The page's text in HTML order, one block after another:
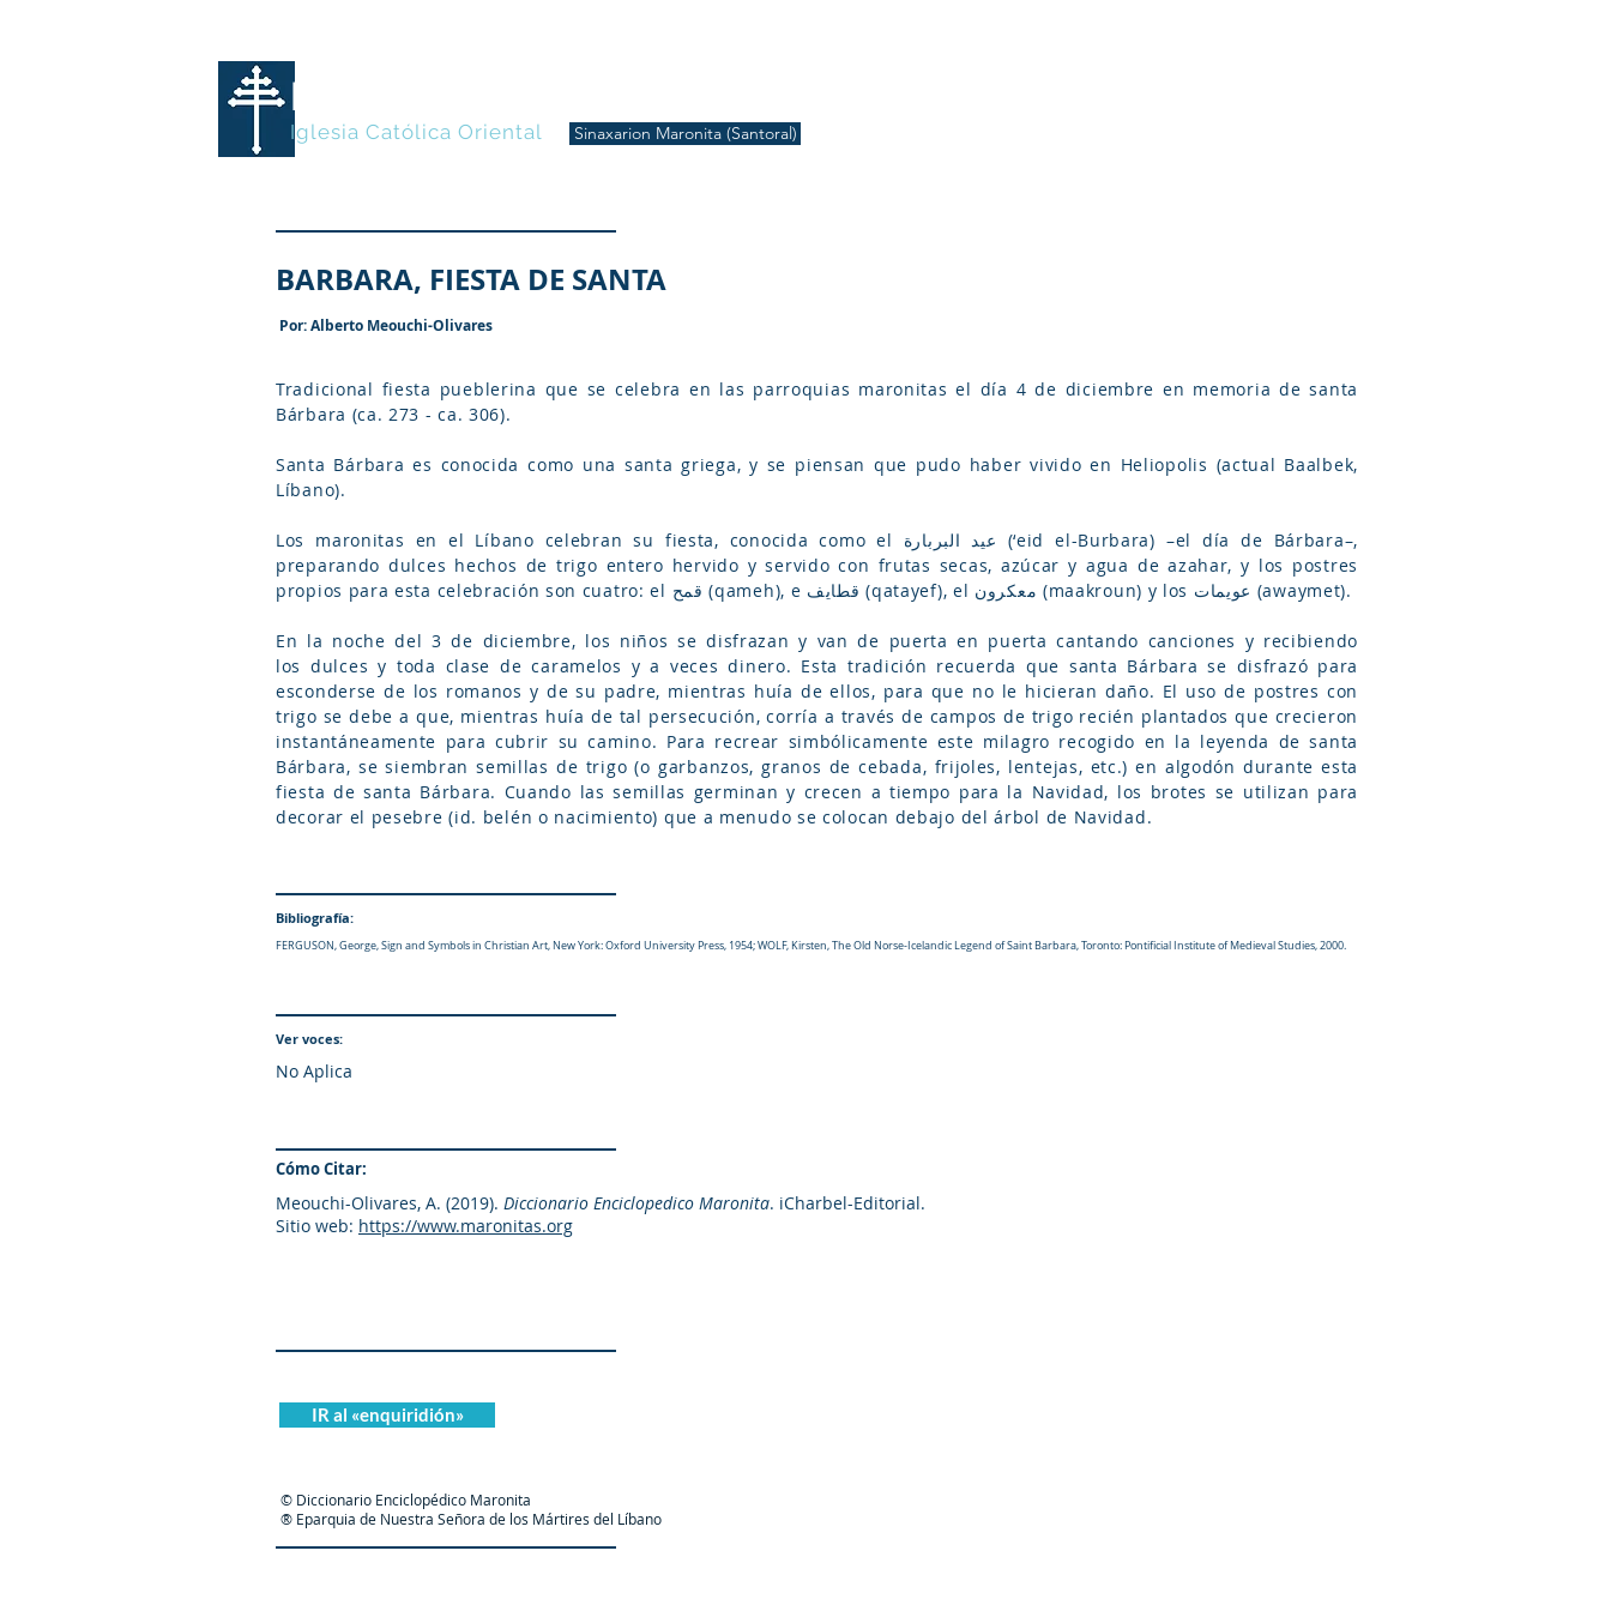
MARONITAS
Iglesia Católica Oriental
Sinaxarion Maronita (Santoral)
BARBARA, FIESTA DE SANTA
Por: Alberto Meouchi-Olivares
Tradicional fiesta pueblerina que se celebra en las parroquias maronitas el día 4 de diciembre en memoria de santa
Bárbara (ca. 273 - ca. 306).
Santa Bárbara es conocida como una santa griega, y se piensan que pudo haber vivido en Heliopolis (actual Baalbek,
Líbano).
Los maronitas en el Líbano celebran su fiesta, conocida como el عيد البربارة (‘eid el-Burbara) –el día de Bárbara–,
preparando dulces hechos de trigo entero hervido y servido con frutas secas, azúcar y agua de azahar, y los postres
propios para esta celebración son cuatro: el قمح (qameh), e قطايف (qatayef), el معكرون (maakroun) y los عويمات (awaymet).
En la noche del 3 de diciembre, los niños se disfrazan y van de puerta en puerta cantando canciones y recibiendo
los dulces y toda clase de caramelos y a veces dinero. Esta tradición recuerda que santa Bárbara se disfrazó para
esconderse de los romanos y de su padre, mientras huía de ellos, para que no le hicieran daño. El uso de postres con
trigo se debe a que, mientras huía de tal persecución, corría a través de campos de trigo recién plantados que crecieron
instantáneamente para cubrir su camino. Para recrear simbólicamente este milagro recogido en la leyenda de santa
Bárbara, se siembran semillas de trigo (o garbanzos, granos de cebada, frijoles, lentejas, etc.) en algodón durante esta
fiesta de santa Bárbara. Cuando las semillas germinan y crecen a tiempo para la Navidad, los brotes se utilizan para
decorar el pesebre (id. belén o nacimiento) que a menudo se colocan debajo del árbol de Navidad.
Bibliografía:
FERGUSON, George, Sign and Symbols in Christian Art, New York: Oxford University Press, 1954; WOLF, Kirsten, The Old Norse-Icelandic Legend of Saint Barbara, Toronto: Pontificial Institute of Medieval Studies, 2000.
Ver voces:
No Aplica
Cómo Citar:
Meouchi-Olivares, A. (2019). Diccionario Enciclopedico Maronita. iCharbel-Editorial.
Sitio web: https://www.maronitas.org
IR al «enquiridión»
© Diccionario Enciclopédico Maronita
® Eparquia de Nuestra Señora de los Mártires del Líbano